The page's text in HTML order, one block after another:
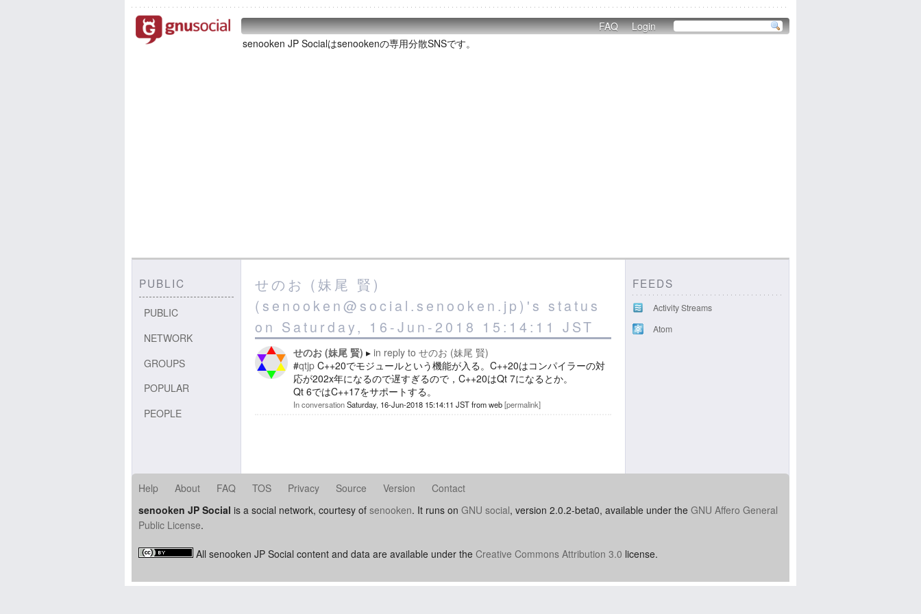
FAQ
Login
senooken JP Socialはsenookenの専用分散SNSです。
PUBLIC
PUBLIC
NETWORK
GROUPS
POPULAR
PEOPLE
せのお (妹尾 賢)
(senooken@social.senooken.jp)'s status
on Saturday, 16-Jun-2018 15:14:11 JST
せのお (妹尾 賢) in reply to せのお (妹尾 賢)
#qtjp C++20でモジュールという機能が入る。C++20はコンパイラーの対
応が202x年になるので遅すぎるので，C++20はQt 7になるとか。
Qt 6ではC++17をサポートする。
In conversationSaturday, 16-Jun-2018 15:14:11 JSTfromweb permalink
FEEDS
Activity Streams
Atom
Help About FAQ TOS Privacy Source Version
Contact
senooken JP Social is a social network, courtesy of senooken. It runs on GNU social, version 2.0.2-beta0, available under the GNU Affero General
Public License.
All senooken JP Social content and data are available under the Creative Commons Attribution 3.0 license.